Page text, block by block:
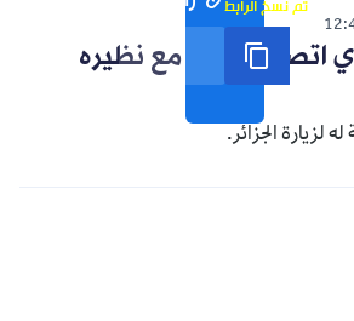
تم نسخ الرابط
اتصالا هاتفيا مع نظيره
لزيارة الجزائر.